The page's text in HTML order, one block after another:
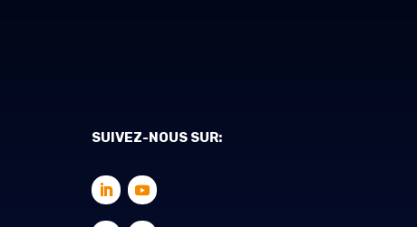
SUIVEZ-NOUS SUR: